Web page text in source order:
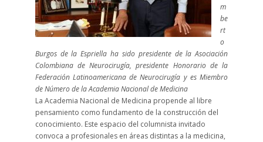
m
be
rt
o
Burgos de la Espriella ha sido presidente de la Asociación
Colombiana de Neurocirugía, presidente Honorario de la
Federación Latinoamericana de Neurocirugía y es Miembro
de Número de la Academia Nacional de Medicina
La Academia Nacional de Medicina propende al libre
pensamiento como fundamento de la construcción del
conocimiento. Este espacio del columnista invitado
convoca a profesionales en áreas distintas a la medicina,